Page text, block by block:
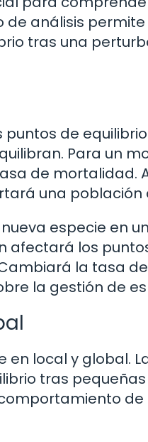
de análisis
tras una
puntos de
Para un
de mortalidad.
una
especie en
los
la tasa
la gestión de
en local y global.
tras